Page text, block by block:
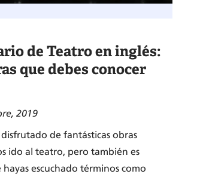
de Teatro en inglés:
que debes conocer
2019
de fantásticas obras
ido al teatro, pero también es
escuchado términos como